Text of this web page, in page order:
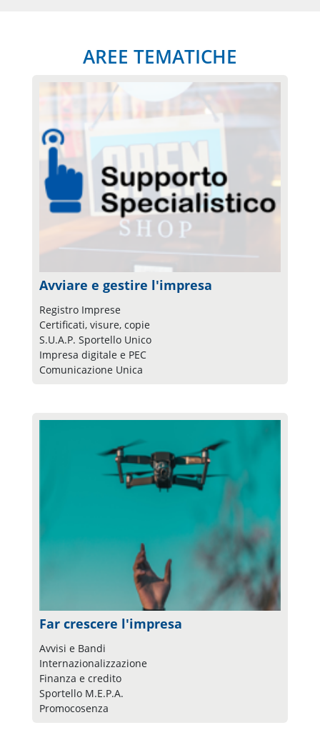
AREE TEMATICHE
Avviare e gestire l'impresa
Registro Imprese
Certificati, visure, copie
S.U.A.P. Sportello Unico
Impresa digitale e PEC
Comunicazione Unica
Far crescere l'impresa
Avvisi e Bandi
Internazionalizzazione
Finanza e credito
Sportello M.E.P.A.
Promocosenza